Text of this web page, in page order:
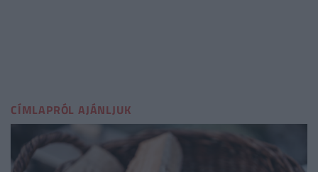
CÍMLAPRÓL AJÁNLJUK